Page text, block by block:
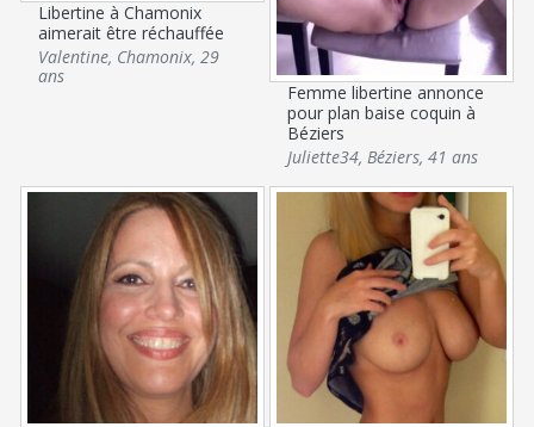
Libertine à Chamonix
aimerait être réchauffée
Valentine, Chamonix,29
ans
Femme libertine annonce
pour plan baise coquin à
Béziers
Juliette34, Béziers,41 ans